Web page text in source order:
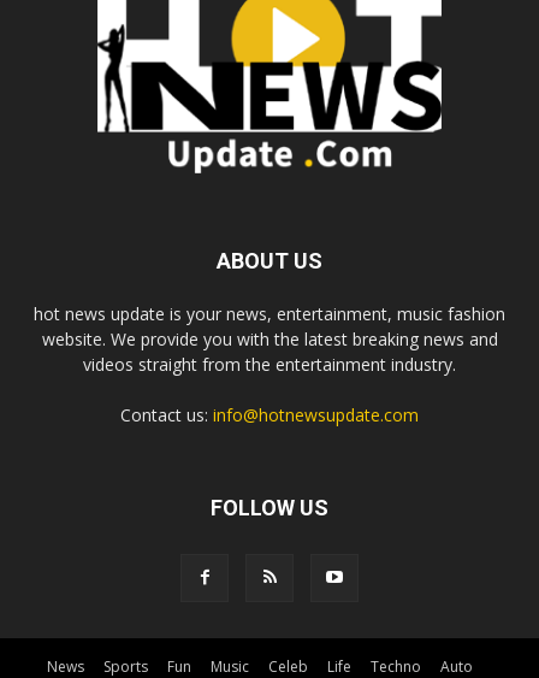
ABOUT US
hot news update is your news, entertainment, music fashion
website. We provide you with the latest breaking news and
videos straight from the entertainment industry.
Contact us: info@hotnewsupdate.com
FOLLOW US
News Sports Fun Music Celeb Life Techno Auto